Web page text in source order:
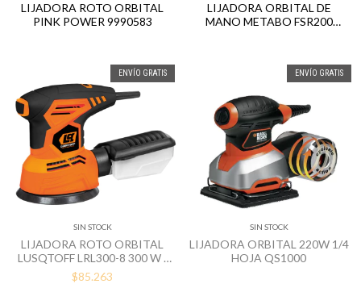
LIJADORA ROTO ORBITAL
PINK POWER 9990583
LIJADORA ORBITAL DE
MANO METABO FSR200
ENVÍO GRATIS
SIN STOCK
LIJADORA ROTO ORBITAL
LUSQTOFF LRL300-8 300 W -
125 MM
$85.263
ENVÍO GRATIS
SIN STOCK
LIJADORA ORBITAL 220W 1/4
HOJA QS1000